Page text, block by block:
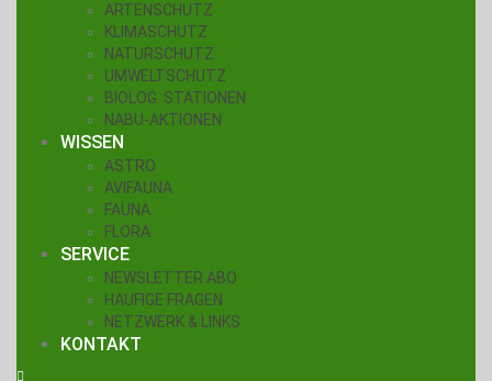
ARTENSCHUTZ
KLIMASCHUTZ
NATURSCHUTZ
UMWELTSCHUTZ
BIOLOG. STATIONEN
NABU-AKTIONEN
WISSEN
ASTRO
AVIFAUNA
FAUNA
FLORA
SERVICE
NEWSLETTER ABO
HÄUFIGE FRAGEN
NETZWERK & LINKS
KONTAKT